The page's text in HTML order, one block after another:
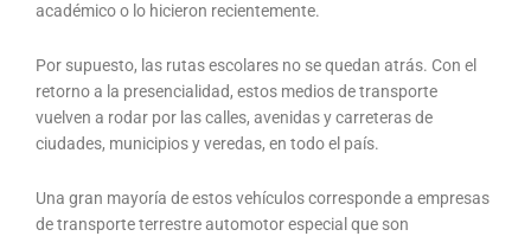
académico o lo hicieron recientemente.
Por supuesto, las rutas escolares no se quedan atrás. Con el
retorno a la presencialidad, estos medios de transporte
vuelven a rodar por las calles, avenidas y carreteras de
ciudades, municipios y veredas, en todo el país.
Una gran mayoría de estos vehículos corresponde a empresas
de transporte terrestre automotor especial que son